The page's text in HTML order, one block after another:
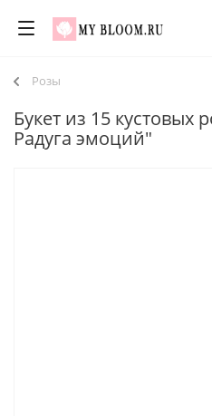
Розы
Букет из 15 кустовых
Радуга эмоций"